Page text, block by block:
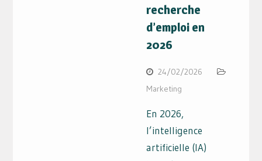
recherche
d’emploi en
2026
24/02/2026
Marketing
En 2026,
l’intelligence
artificielle (IA)